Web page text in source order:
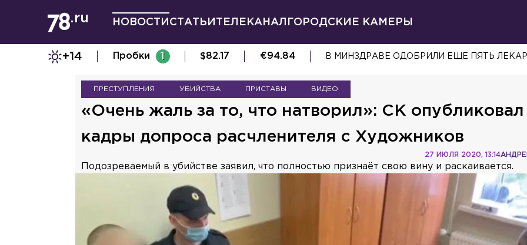
НОВОСТИ СТАТЬИ ТЕЛЕКАНАЛ ГОРОДСКИЕ КАМЕРЫ
+14 Пробки 1 $82.17 €94.84 В МИНЗДРАВЕ ОДОБРИЛИ ЕЩЕ ПЯТЬ
ПРЕСТУПЛЕНИЯ УБИЙСТВА ПРИСТАВЫ ВИДЕО
«Очень жаль за то, что натворил»: СК опубликовал
кадры допроса расчленителя с Художников
27 ИЮЛЯ 2020, 13:14
Подозреваемый в убийстве заявил, что полностью признаёт свою вину и раскаивается.